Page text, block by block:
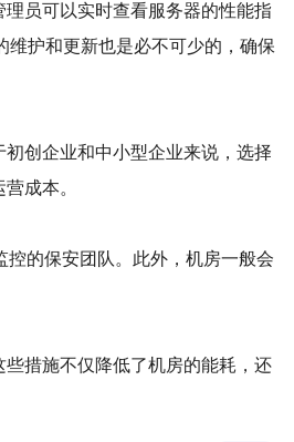
员可以实时查看服务器的性能指
护和更新也是必不可少的，确保
创企业和中小型企业来说，选择
成本。
的保安团队。此外，机房一般会
措施不仅降低了机房的能耗，还